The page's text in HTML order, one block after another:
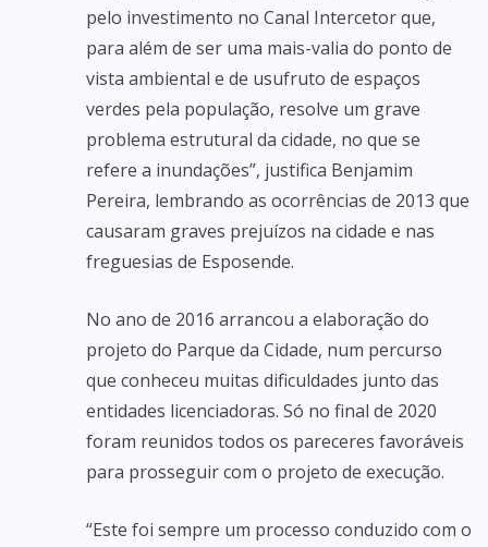
pelo investimento no Canal Intercetor que,
para além de ser uma mais-valia do ponto de
vista ambiental e de usufruto de espaços
verdes pela população, resolve um grave
problema estrutural da cidade, no que se
refere a inundações”, justifica Benjamim
Pereira, lembrando as ocorrências de 2013 que
causaram graves prejuízos na cidade e nas
freguesias de Esposende.
No ano de 2016 arrancou a elaboração do
projeto do Parque da Cidade, num percurso
que conheceu muitas dificuldades junto das
entidades licenciadoras. Só no final de 2020
foram reunidos todos os pareceres favoráveis
para prosseguir com o projeto de execução.
“Este foi sempre um processo conduzido com o